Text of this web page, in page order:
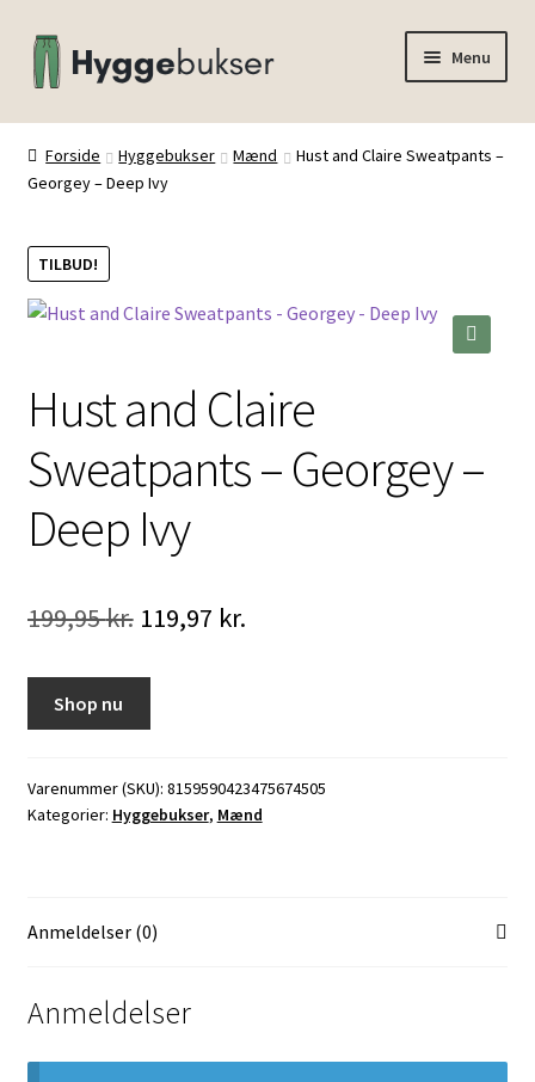
Spring
til
Spring
til
Menu
Forside
Inspiration
Forside Hyggebukser Mænd
Hust and Claire Sweatpants –
Georgey – Deep Ivy
TILBUD!
Hust and Claire
Sweatpants – Georgey –
Deep Ivy
199,95kr. Den
199,95 kr..
119,97 kr.Den
119,97 kr..
Shop nu
Varenummer (SKU): 8159590423475674505
Kategorier: Hyggebukser, Mænd
Anmeldelser (0)
Anmeldelser